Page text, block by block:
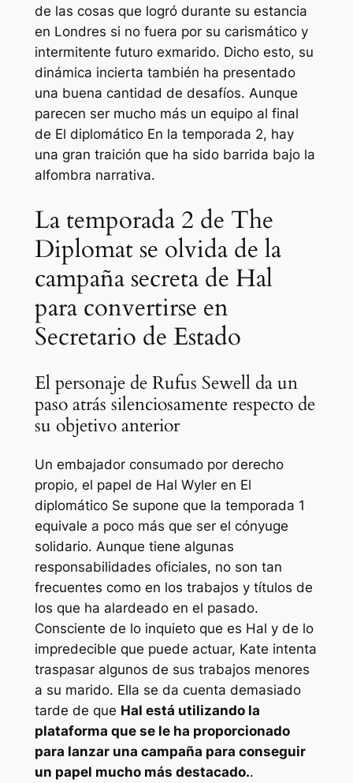
de las cosas que logró durante su estancia
en Londres si no fuera por su carismático y
intermitente futuro exmarido. Dicho esto, su
dinámica incierta también ha presentado
una buena cantidad de desafíos. Aunque
parecen ser mucho más un equipo al final
de El diplomáticoEn la temporada 2, hay
una gran traición que ha sido barrida bajo la
alfombra narrativa.
La temporada 2 de The
Diplomat se olvida de la
campaña secreta de Hal
para convertirse en
Secretario de Estado
El personaje de Rufus Sewell da un
paso atrás silenciosamente respecto de
su objetivo anterior
Un embajador consumado por derecho
propio, el papel de Hal Wyler en El
diplomáticoSe supone que la temporada 1
equivale a poco más que ser el cónyuge
solidario. Aunque tiene algunas
responsabilidades oficiales, no son tan
frecuentes como en los trabajos y títulos de
los que ha alardeado en el pasado.
Consciente de lo inquieto que es Hal y de lo
impredecible que puede actuar, Kate intenta
traspasar algunos de sus trabajos menores
a su marido. Ella se da cuenta demasiado
tarde de que Hal está utilizando la
plataforma que se le ha proporcionado
para lanzar una campaña para conseguir
un papel mucho más destacado..